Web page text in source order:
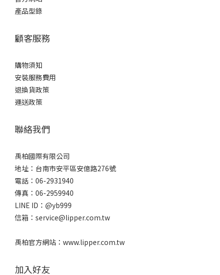
產品型錄
顧客服務
購物須知
安裝服務費用
退換貨政策
運送政策
聯絡我們
禹柏國際有限公司
地址：台南市安平區安億路276號
電話：06-2931940
傳真：06-2959940
LINE ID：@yb999
信箱：service@lipper.com.tw
禹柏官方網站：www.lipper.com.tw
加入好友